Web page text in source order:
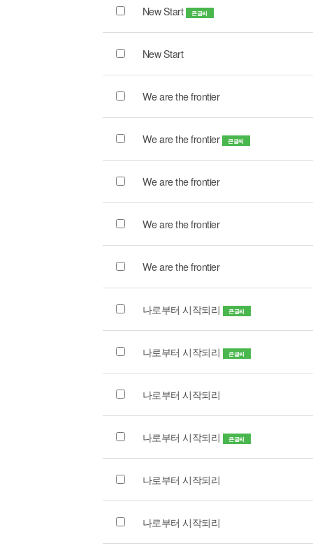
New Start 큰글씨
New Start
We are the frontier
We are the frontier 큰글씨
We are the frontier
We are the frontier
We are the frontier
나로부터 시작되리 큰글씨
나로부터 시작되리 큰글씨
나로부터 시작되리
나로부터 시작되리 큰글씨
나로부터 시작되리
나로부터 시작되리